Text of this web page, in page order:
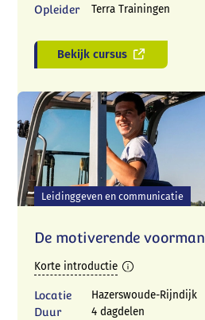
Opleider
Terra Trainingen
Bekijk cursus
Leidinggeven en communicatie
De motiverende voorman
Korte introductie
Locatie
Hazerswoude-Rijndijk
Duur
4 dagdelen